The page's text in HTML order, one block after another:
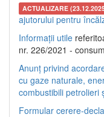
ACTUALIZARE
ajutorului pentru
Informații utile
nr. 226/2021 -
Anunț privind
cu gaze naturale,
combustibili petrolieri
Formular cerere-